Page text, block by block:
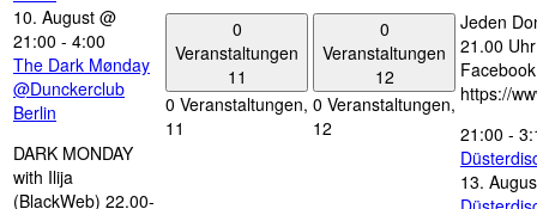
10. August @
21:00 - 4:00
The Dark Mønday
@Dunckerclub
Berlin
DARK MONDAY
with Ilija
(BlackWeb) 22.00-
0
Veranstaltungen
11
0 Veranstaltungen,
11
0
Veranstaltungen
12
0 Veranstaltungen,
12
Jeden
21.00
https://
21:00 -
13.